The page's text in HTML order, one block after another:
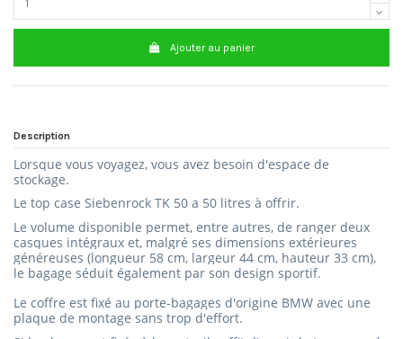
Ajouter au panier
Description
Lorsque vous voyagez, vous avez besoin d'espace de
stockage.
Le top case Siebenrock TK 50 a 50 litres à offrir.
Le volume disponible permet, entre autres, de ranger deux
casques intégraux et, malgré ses dimensions extérieures
généreuses (longueur 58 cm, largeur 44 cm, hauteur 33 cm),
le bagage séduit également par son design sportif.
Le coffre est fixé au porte-bagages d'origine BMW avec une
plaque de montage sans trop d'effort.